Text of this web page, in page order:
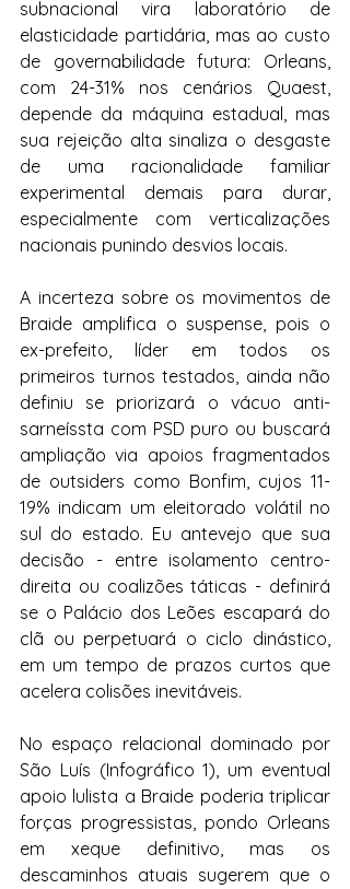
subnacional vira laboratório de
elasticidade partidária, mas ao custo
de governabilidade futura: Orleans,
com 24-31% nos cenários Quaest,
depende da máquina estadual, mas
sua rejeição alta sinaliza o desgaste
de uma racionalidade familiar
experimental demais para durar,
especialmente com verticalizações
nacionais punindo desvios locais.
A incerteza sobre os movimentos de
Braide amplifica o suspense, pois o
ex-prefeito, líder em todos os
primeiros turnos testados, ainda não
definiu se priorizará o vácuo anti-
sarneíssta com PSD puro ou buscará
ampliação via apoios fragmentados
de outsiders como Bonfim, cujos 11-
19% indicam um eleitorado volátil no
sul do estado. Eu antevejo que sua
decisão - entre isolamento centro-
direita ou coalizões táticas - definirá
se o Palácio dos Leões escapará do
clã ou perpetuará o ciclo dinástico,
em um tempo de prazos curtos que
acelera colisões inevitáveis.
No espaço relacional dominado por
São Luís (Infográfico 1), um eventual
apoio lulista a Braide poderia triplicar
forças progressistas, pondo Orleans
em xeque definitivo, mas os
descaminhos atuais sugerem que o